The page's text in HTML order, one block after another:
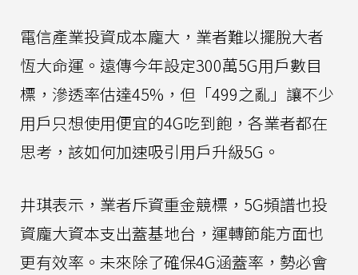
電信產業投資成本龐大，業者難以擺脫大者
恆大命運。遠傳今年設定300萬5G用戶數目
標，滲透率估達45%，但「499之亂」讓不少
用戶只想使用便宜的4G吃到飽，各業者都在
思考，該如何加速吸引用戶升級5G。
井琪表示，業者斥資重金競標，5G頻譜也投
資龐大資本支出蓋基地台，運轉節能方面也
更有效率。未來除了確保4G涵蓋率，勢必會